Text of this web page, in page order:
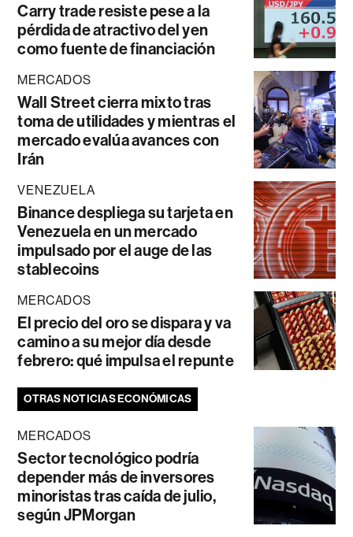
Carry trade resiste pese a la
pérdida de atractivo del yen
como fuente de financiación
MERCADOS
Wall Street cierra mixto tras
toma de utilidades y mientras el
mercado evalúa avances con
Irán
VENEZUELA
Binance despliega su tarjeta en
Venezuela en un mercado
impulsado por el auge de las
stablecoins
MERCADOS
El precio del oro se dispara y va
camino a su mejor día desde
febrero: qué impulsa el repunte
OTRAS NOTICIAS ECONÓMICAS
MERCADOS
Sector tecnológico podría
depender más de inversores
minoristas tras caída de julio,
según JPMorgan